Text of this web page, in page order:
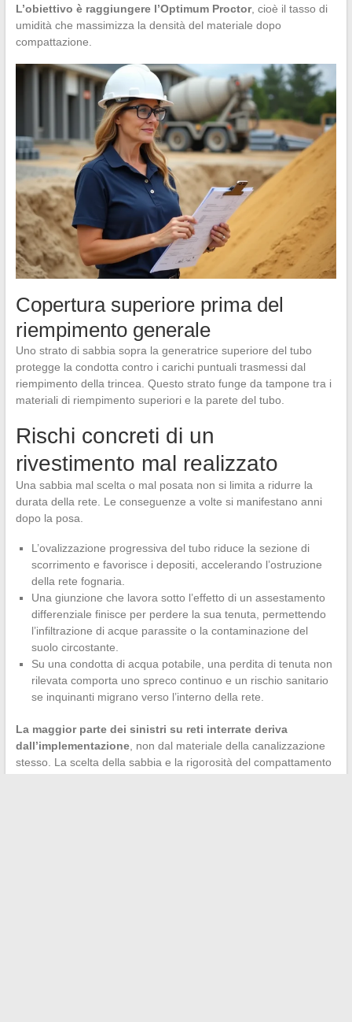
L’obiettivo è raggiungere l’Optimum Proctor, cioè il tasso di
umidità che massimizza la densità del materiale dopo
compattazione.
Copertura superiore prima del
riempimento generale
Uno strato di sabbia sopra la generatrice superiore del tubo
protegge la condotta contro i carichi puntuali trasmessi dal
riempimento della trincea. Questo strato funge da tampone tra i
materiali di riempimento superiori e la parete del tubo.
Rischi concreti di un
rivestimento mal realizzato
Una sabbia mal scelta o mal posata non si limita a ridurre la
durata della rete. Le conseguenze a volte si manifestano anni
dopo la posa.
L’ovalizzazione progressiva del tubo riduce la sezione di
scorrimento e favorisce i depositi, accelerando l’ostruzione
della rete fognaria.
Una giunzione che lavora sotto l’effetto di un assestamento
differenziale finisce per perdere la sua tenuta, permettendo
l’infiltrazione di acque parassite o la contaminazione del
suolo circostante.
Su una condotta di acqua potabile, una perdita di tenuta non
rilevata comporta uno spreco continuo e un rischio sanitario
se inquinanti migrano verso l’interno della rete.
La maggior parte dei sinistri su reti interrate deriva
dall’implementazione, non dal materiale della canalizzazione
stesso. La scelta della sabbia e la rigorosità del compattamento